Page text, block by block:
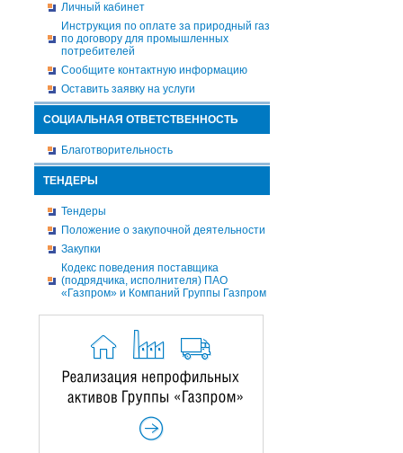
Личный кабинет
Инструкция по оплате за природный газ
по договору для промышленных
потребителей
Сообщите контактную информацию
Оставить заявку на услуги
СОЦИАЛЬНАЯ ОТВЕТСТВЕННОСТЬ
Благотворительность
ТЕНДЕРЫ
Тендеры
Положение о закупочной деятельности
Закупки
Кодекс поведения поставщика
(подрядчика, исполнителя) ПАО
«Газпром» и Компаний Группы Газпром